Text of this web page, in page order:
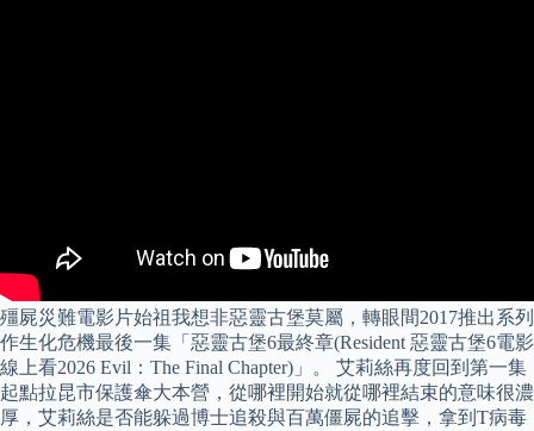
殭屍災難電影片始祖我想非惡靈古堡莫屬，轉眼間2017推出系列
作生化危機最後一集「惡靈古堡6最終章(Resident 惡靈古堡6電影
線上看2026 Evil：The Final Chapter)」。 艾莉絲再度回到第一集
起點拉昆市保護傘大本營，從哪裡開始就從哪裡結束的意味很濃
厚，艾莉絲是否能躲過博士追殺與百萬僵屍的追擊，拿到T病毒